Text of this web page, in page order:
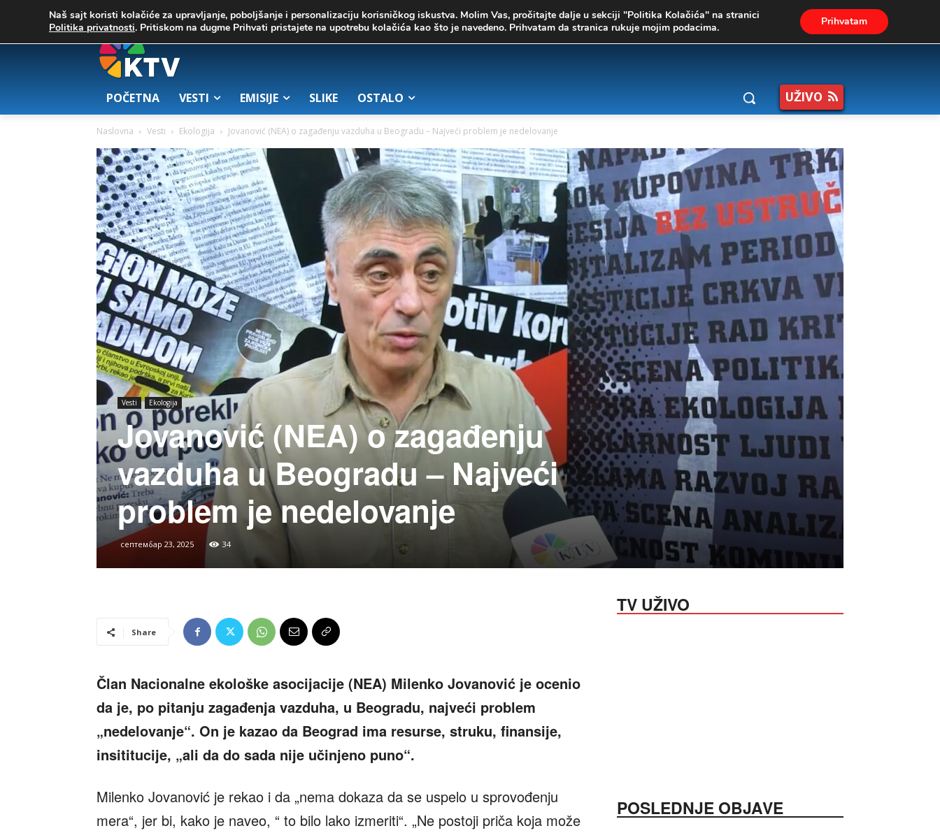
23.7 Zrenjanin 03. август 2026.
POČETNA VESTI EMISIJE SLIKE OSTALO UŽIVO
Naslovna Vesti Ekologija Jovanović (NEA) o zagađenju vazduha u Beogradu – Najveći problem je nedelovanje
Vesti Ekologija
Jovanović (NEA) o zagađenju
vazduha u Beogradu – Najveći
problem je nedelovanje
септембар 23, 2025 34
Share
Član Nacionalne ekološke asocijacije (NEA) Milenko Jovanović je ocenio
da je, po pitanju zagađenja vazduha, u Beogradu, najveći problem
„nedelovanje“. On je kazao da Beograd ima resurse, struku, finansije,
insititucije, „ali da do sada nije učinjeno puno“.
Milenko Jovanović je rekao i da „nema dokaza da se uspelo u sprovođenju
mera“, jer bi, kako je naveo, “ to bilo lako izmeriti“. „Ne postoji priča koja može
TV UŽIVO
POSLEDNJE OBJAVE
Naš sajt koristi kolačiće za upravljanje, poboljšanje i personalizaciju korisničkog iskustva. Molim Vas, pročitajte dalje u sekciji "Politika Kolačića" na stranici
Politika privatnosti. Pritiskom na dugme Prihvati pristajete na upotrebu kolačića kao što je navedeno. Prihvatam da stranica rukuje mojim podacima. Prihvatam